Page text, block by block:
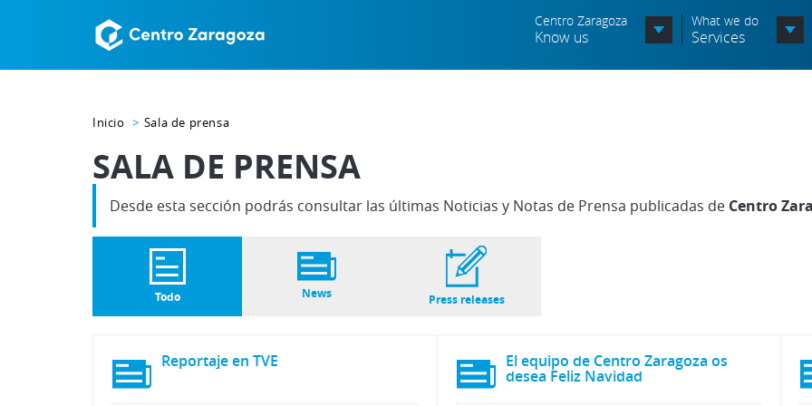
Centro Zaragoza
Know us
Política de seguridad de la
What we do
Services
Inicio Sala de prensa
SALA DE PRENSA
Desde esta sección podrás consultar las últimas Noticias y Notas de Prensa publicadas de Centro
Todo News Press releases
Reportajeen TVE El equipo de Centro Zaragoza os
desea Feliz Navidad